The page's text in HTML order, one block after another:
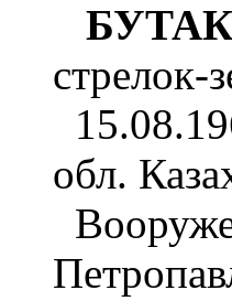
стрелок-
обл.